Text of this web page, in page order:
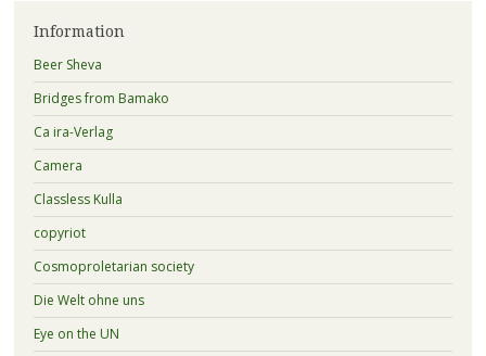
Information
Beer Sheva
Bridges from Bamako
Ca ira-Verlag
Camera
Classless Kulla
copyriot
Cosmoproletarian society
Die Welt ohne uns
Eye on the UN